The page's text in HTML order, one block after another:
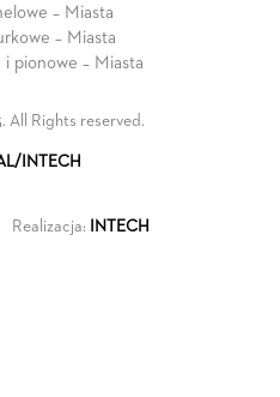
– Miasta
– Miasta
i pionowe – Miasta
All Rights reserved.
INTECH
Realizacja: INTECH